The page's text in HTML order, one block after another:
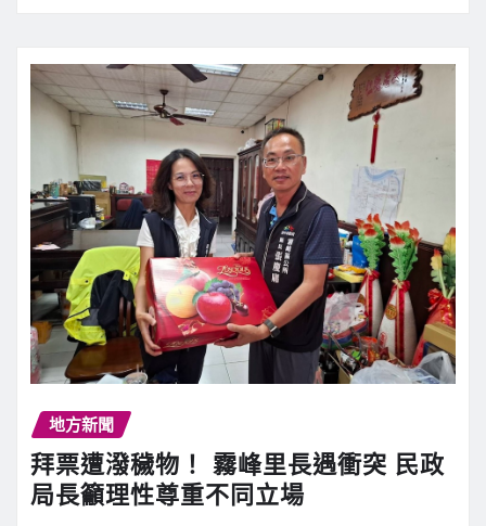
地方新聞
拜票遭潑穢物！ 霧峰里長遇衝突 民政
局長籲理性尊重不同立場